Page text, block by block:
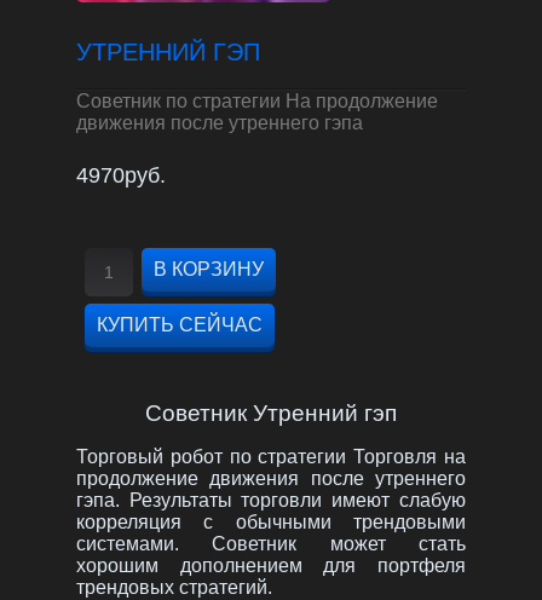
УТРЕННИЙ ГЭП
Советник по стратегии На продолжение
движения после утреннего гэпа
4970руб.
Советник Утренний гэп
Торговый робот по стратегии Торговля на
продолжение движения после утреннего
гэпа. Результаты торговли имеют слабую
корреляция с обычными трендовыми
системами. Советник может стать
хорошим дополнением для портфеля
трендовых стратегий.